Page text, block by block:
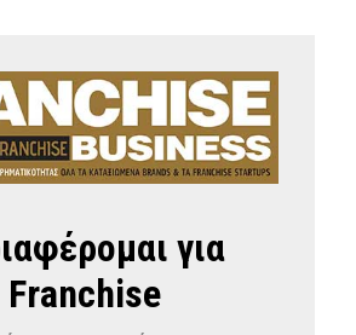
για
Franchise